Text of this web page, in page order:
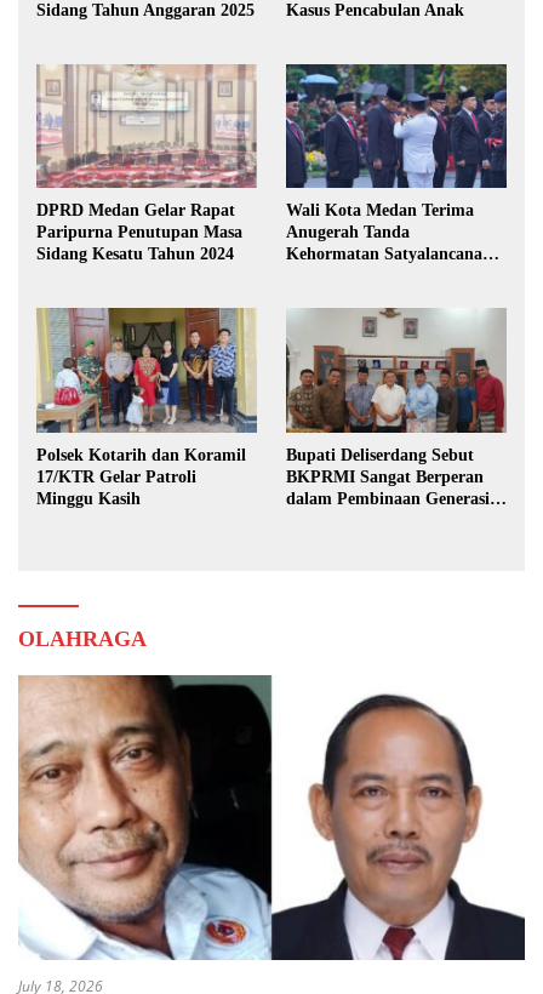
Sidang Tahun Anggaran 2025
Kasus Pencabulan Anak
DPRD Medan Gelar Rapat
Paripurna Penutupan Masa
Sidang Kesatu Tahun 2024
Wali Kota Medan Terima
Anugerah Tanda
Kehormatan Satyalancana
Polsek Kotarih dan Koramil
17/KTR Gelar Patroli
Minggu Kasih
Bupati Deliserdang Sebut
BKPRMI Sangat Berperan
dalam Pembinaan Generasi
OLAHRAGA
July 18, 2026